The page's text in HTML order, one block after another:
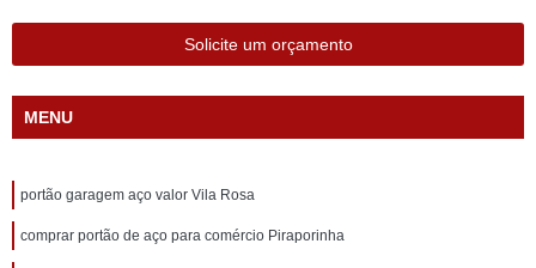
Solicite um orçamento
MENU
portão garagem aço valor Vila Rosa
comprar portão de aço para comércio Piraporinha